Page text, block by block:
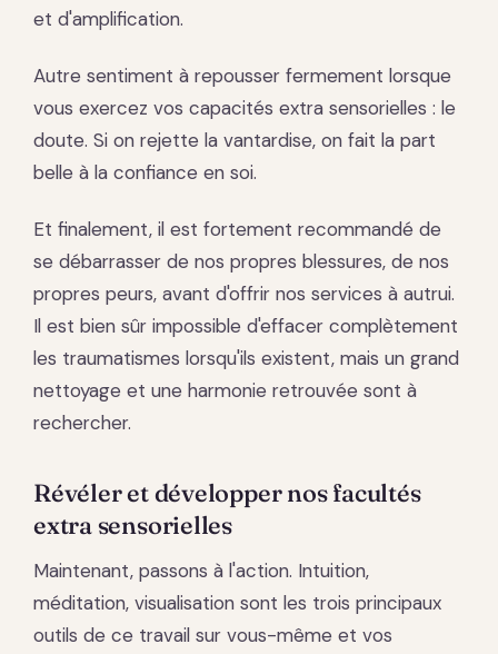
et d'amplification.
Autre sentiment à repousser fermement lorsque
vous exercez vos capacités extra sensorielles : le
doute. Si on rejette la vantardise, on fait la part
belle à la confiance en soi.
Et finalement, il est fortement recommandé de
se débarrasser de nos propres blessures, de nos
propres peurs, avant d'offrir nos services à autrui.
Il est bien sûr impossible d'effacer complètement
les traumatismes lorsqu'ils existent, mais un grand
nettoyage et une harmonie retrouvée sont à
rechercher.
Révéler et développer nos facultés
extra sensorielles
Maintenant, passons à l'action. Intuition,
méditation, visualisation sont les trois principaux
outils de ce travail sur vous-même et vos